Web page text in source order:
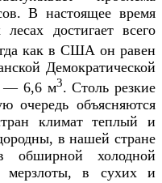
В настоящее время
достигает всего
как в США он равен
Демократической
— 6,6 м3. Столь резкие
очередь объясняются
климат теплый и
в нашей стране
обширной холодной
мерзлоты, в сухих и